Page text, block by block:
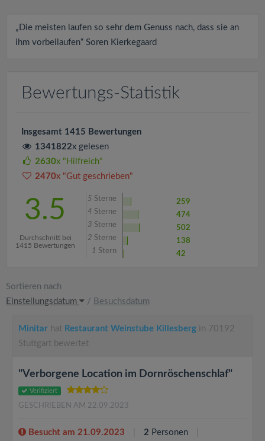
„Die meisten laufen so sehr dem Genuss nach, dass sie an
ihm vorbeilaufen“ Soren Kierkegaard
Bewertungs-Statistik
Insgesamt 1415 Bewertungen
1341822x gelesen
2630x "Hilfreich"
2470x "Gut geschrieben"
3.5
Durchschnitt bei
1415 Bewertungen
5 Sterne
259
4 Sterne
474
3 Sterne
502
2 Sterne
138
1 Stern 42
Sortieren nach
Einstellungsdatum
/ Besuchsdatum
Minitar hat Restaurant Weinstube Killesberg in 70192
Stuttgart bewertet
"Verborgene Location im Dornröschenschlaf"
Verifiziert
GESCHRIEBEN AM 22.09.2023
Besucht am 21.09.2023 2 Personen
a
o
n